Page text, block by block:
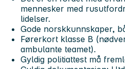
mennesker med
lidelser.
Gode norskkunnskaper,
Førerkort klasse B
ambulante teamet).
Gyldig politiattest må